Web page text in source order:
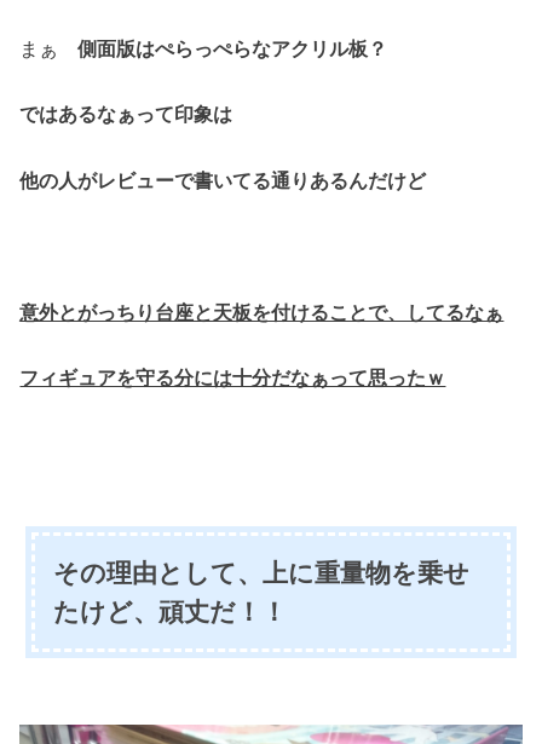
まぁ側面版はぺらっぺらなアクリル板？
ではあるなぁって印象は
他の人がレビューで書いてる通りあるんだけど
意外とがっちり台座と天板を付けることで、してるなぁ
フィギュアを守る分には十分だなぁって思ったｗ
その理由として、上に重量物を乗せ
たけど、頑丈だ！！